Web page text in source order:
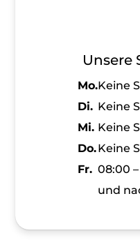
Unsere
Mo.
Di.
Mi.
Do.
Fr.
Keine
Keine
Keine
Keine
08:00 –
und